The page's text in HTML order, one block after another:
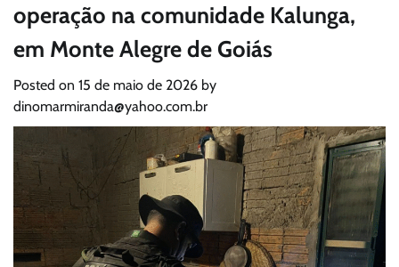
operação na comunidade Kalunga,
em Monte Alegre de Goiás
Posted on 15 de maio de 2026 by
dinomarmiranda@yahoo.com.br